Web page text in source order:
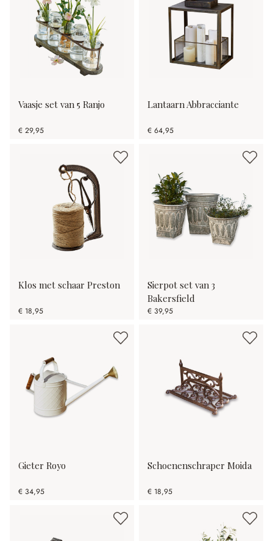
Vaasje set van 5 Ranjo
€ 29,95
Lantaarn Abbracciante
€ 64,95
Klos met schaar Preston
€ 18,95
Sierpot set van 3
Bakersfield
€ 39,95
Gieter Royo
€ 34,95
Schoenenschraper Moida
€ 18,95